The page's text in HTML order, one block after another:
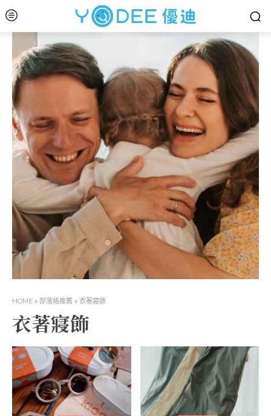
HOME 部落格推薦 衣著寢飾
衣著寢飾